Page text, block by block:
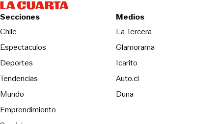
Secciones
Chile
Espectaculos
Deportes
Tendencias
Mundo
Emprendimiento
Medios
La TerceraOpens in new
Glamorama
Icarito
Auto.cl
DunaOpens in new window